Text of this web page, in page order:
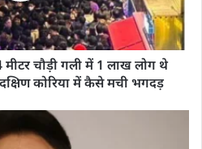
चौड़ी गली में 1 लाख लोग थे
कोरिया में कैसे मची भगदड़